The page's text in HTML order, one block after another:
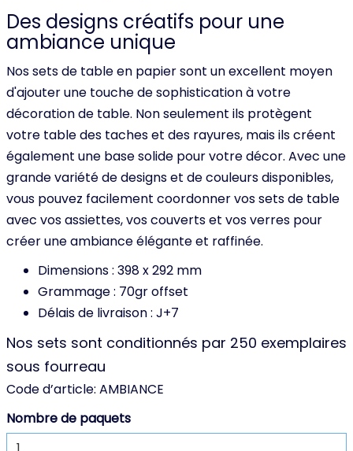
Des designs créatifs pour une
ambiance unique
Nos sets de table en papier sont un excellent moyen
d'ajouter une touche de sophistication à votre
décoration de table. Non seulement ils protègent
votre table des taches et des rayures, mais ils créent
également une base solide pour votre décor. Avec une
grande variété de designs et de couleurs disponibles,
vous pouvez facilement coordonner vos sets de table
avec vos assiettes, vos couverts et vos verres pour
créer une ambiance élégante et raffinée.
Dimensions : 398 x 292 mm
Grammage : 70gr offset
Délais de livraison : J+7
Nos sets sont conditionnés par 250 exemplaires
sous fourreau
Code d’article: AMBIANCE
Nombre de paquets